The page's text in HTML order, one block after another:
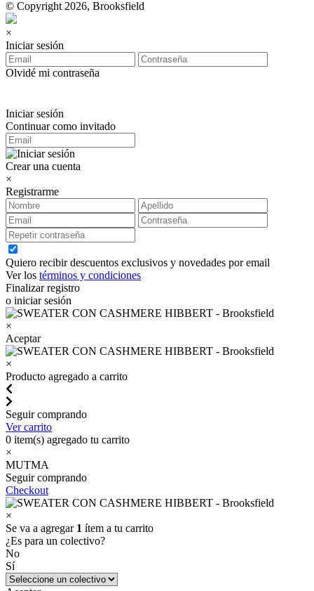
© Copyright 2026, Brooksfield
×
Iniciar sesión
Olvidé mi contraseña
Iniciar sesión
Continuar como invitado
Crear una cuenta
×
Registrarme
Quiero recibir descuentos exclusivos y novedades por email
Ver los términos y condiciones
Finalizar registro
o iniciar sesión
×
Aceptar
×
Producto agregado a carrito
Seguir comprando
Ver carrito
0 item(s) agregado tu carrito
×
MUTMA
Seguir comprando
Checkout
×
Se va a agregar 1 ítem a tu carrito
¿Es para un colectivo?
No
Sí